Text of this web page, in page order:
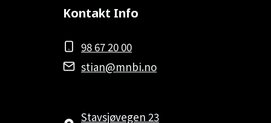
Kontakt Info
98 67 20 00
stian@mnbi.no
Stavsjøvegen 23